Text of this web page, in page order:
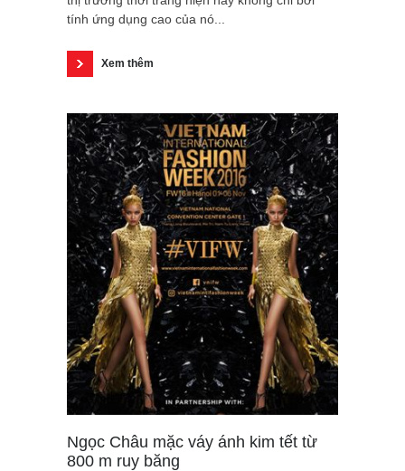
tính ứng dụng cao của nó...
Xem thêm
Ngọc Châu mặc váy ánh kim tết từ
800 m ruy băng